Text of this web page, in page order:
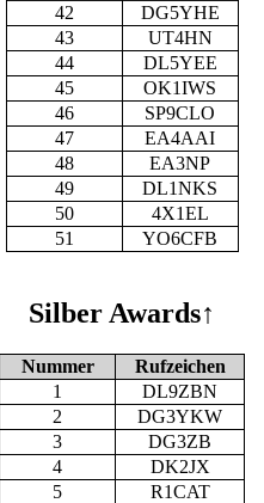
42
DG5YHE
43
UT4HN
44
DL5YEE
45
OK1IWS
46
SP9CLO
47
EA4AAI
48
EA3NP
49
DL1NKS
50
4X1EL
51
YO6CFB
Silber Awards↑
Nummer
Rufzeichen
1
DL9ZBN
2
DG3YKW
3
DG3ZB
4
DK2JX
5
R1CAT